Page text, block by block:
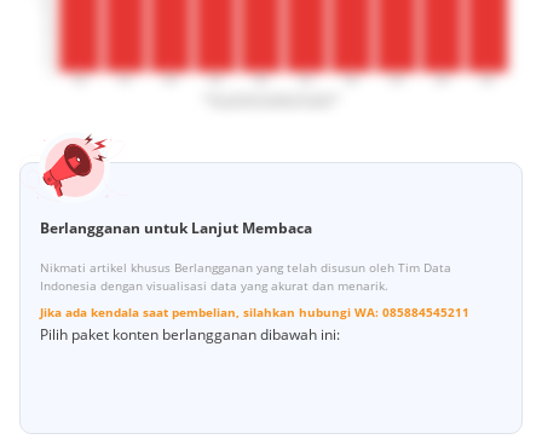
Berlangganan untuk Lanjut Membaca
Nikmati artikel khusus Berlangganan yang telah disusun oleh Tim Data
Indonesia dengan visualisasi data yang akurat dan menarik.
Jika ada kendala saat pembelian, silahkan hubungi WA: 085884545211
Pilih paket konten berlangganan dibawah ini: